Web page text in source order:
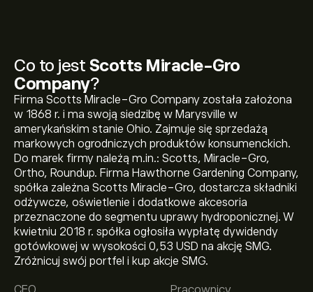
Co to jest Scotts Miracle-Gro
Company?
Firma Scotts Miracle-Gro Company została założona
w 1868 r. i ma swoją siedzibę w Marysville w
amerykańskim stanie Ohio. Zajmuje się sprzedażą
markowych ogrodniczych produktów konsumenckich.
Do marek firmy należą m.in.: Scotts, Miracle-Gro,
Ortho, Roundup. Firma Hawthorne Gardening Company,
spółka zależna Scotts Miracle-Gro, dostarcza składniki
odżywcze, oświetlenie i dodatkowe akcesoria
przeznaczone do segmentu uprawy hydroponicznej. W
kwietniu 2018 r. spółka ogłosiła wypłatę dywidendy
gotówkowej w wysokości 0,53 USD na akcję SMG.
Zróżnicuj swój portfel i kup akcje SMG.
Aktualna cena instrumentu: SMG wynosi 61.37‎$‎.